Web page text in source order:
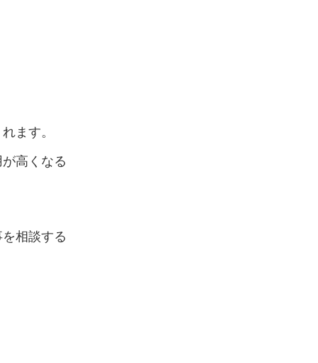
ます。
高くなる
相談する